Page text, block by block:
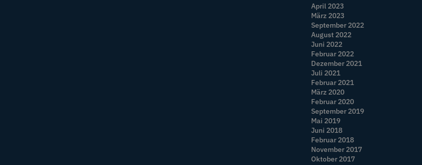
April 2023
März 2023
September 2022
August 2022
Juni 2022
Februar 2022
Dezember 2021
Juli 2021
Februar 2021
März 2020
Februar 2020
September 2019
Mai 2019
Juni 2018
Februar 2018
November 2017
Oktober 2017